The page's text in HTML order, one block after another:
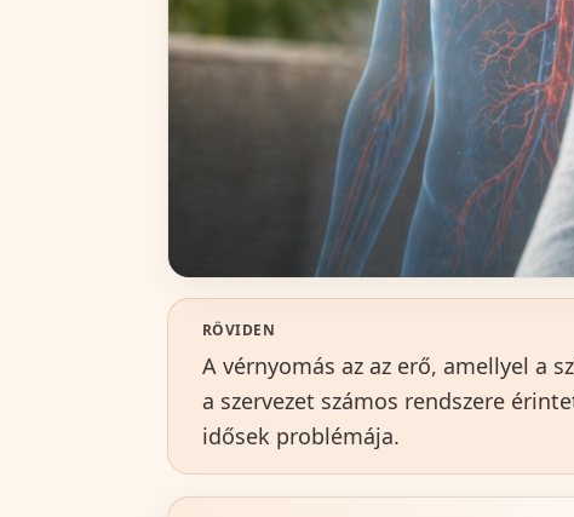
RÖVIDEN
A vérnyomás az az erő, amellyel a
a szervezet számos rendszere
idősek problémája.